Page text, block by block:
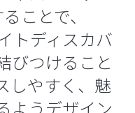
ことで、
トディスカバ
びつけること
しやすく、魅
ようデザイン